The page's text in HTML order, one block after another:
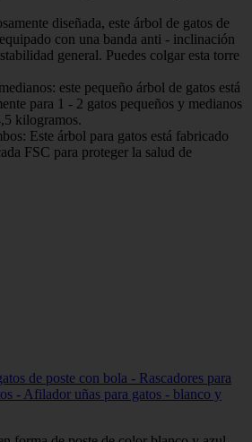
diseñada, este árbol de gatos de
con una banda anti - inclinación
general. Puedes colgar esta torre
este pequeño árbol de gatos está
para 1 - 2 gatos pequeños y medianos
kilogramos.
Este árbol para gatos está fabricado
FSC para proteger la salud de
de poste con bola - Rascadores para
- Afilador uñas para gatos - blanco y